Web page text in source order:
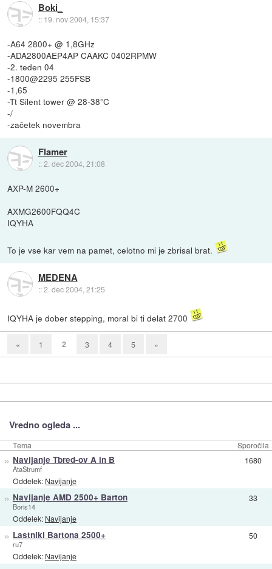
Boki_
:: 19. nov 2004, 15:37
-A64 2800+ @ 1,8GHz
-ADA2800AEP4AP CAAKC 0402RPMW
-2. teden 04
-1800@2295 255FSB
-1,65
-Tt Silent tower @ 28-38°C
-/
-začetek novembra
Flamer
::2. dec 2004, 21:08
AXP-M 2600+
AXMG2600FQQ4C
IQYHA
To je vse kar vem na pamet, celotno mi je zbrisal brat.
MEDENA
::2. dec 2004, 21:25
IQYHA je dober stepping, moral bi ti delat 2700
« 1 2 3 4 5 »
Vredno ogleda ...
Tema Sporočila
» Navijanje Tbred-ov A in B
AtaStrumf
Oddelek: Navijanje
1680
» Navijanje AMD 2500+ Barton
Boris14
Oddelek: Navijanje
33
» Lastniki Bartona 2500+
ru7
Oddelek: Navijanje
50